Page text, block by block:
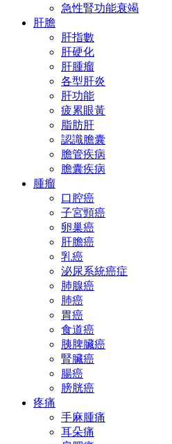
急性腎功能衰竭
肝膽
肝指數
肝硬化
肝腫瘤
各型肝炎
肝功能
疲累眼黃
脂肪肝
認識膽囊
膽管疾病
膽囊疾病
腫瘤
口腔癌
子宮頸癌
卵巢癌
肝膽癌
乳癌
泌尿系統癌症
肺腺癌
肺癌
胃癌
食道癌
胰脾臟癌
腎臟癌
腸癌
膀胱癌
疼痛
手麻腫痛
耳朵痛